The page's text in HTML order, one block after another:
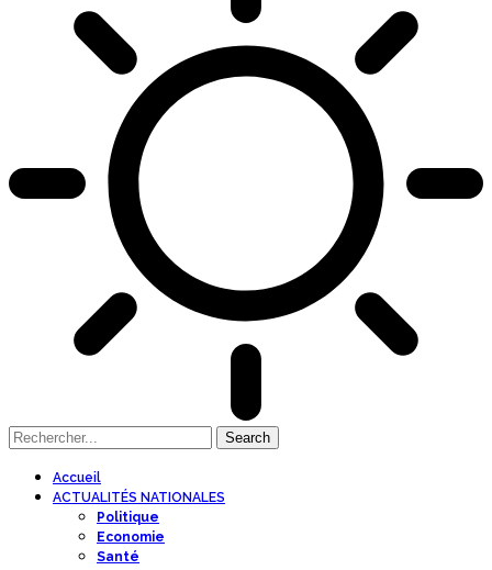
Accueil
ACTUALITÉS NATIONALES
Politique
Economie
Santé